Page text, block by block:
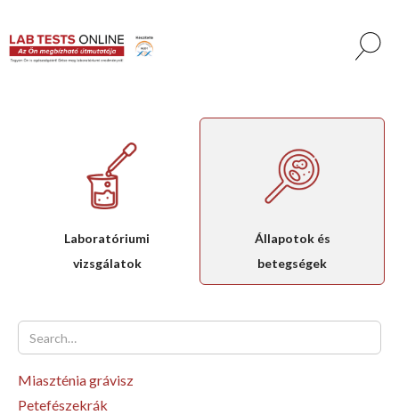
Laboratóriumi
vizsgálatok
Állapotok és
betegségek
Miaszténia grávisz
Petefészekrák